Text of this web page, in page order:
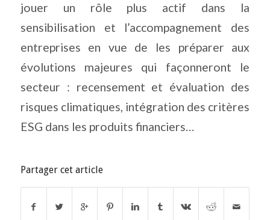
jouer un rôle plus actif dans la
sensibilisation et l’accompagnement des
entreprises en vue de les préparer aux
évolutions majeures qui façonneront le
secteur : recensement et évaluation des
risques climatiques, intégration des critères
ESG dans les produits financiers…
Partager cet article